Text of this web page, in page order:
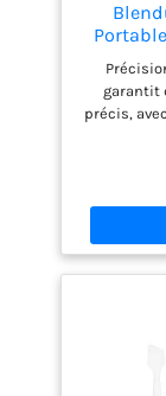
Avec
garantit
précis,
fonction
: Pese
remise à
vos
devez les
élimine le
conçue